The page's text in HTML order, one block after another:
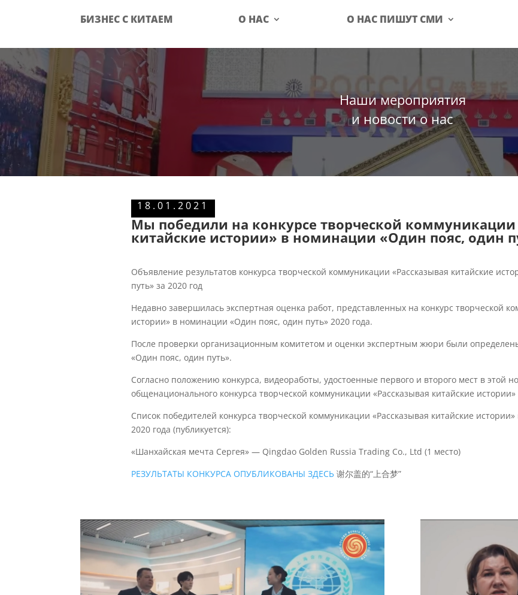
БИЗНЕС С КИТАЕМ О НАС О НАС ПИШУТ СМИ
Наши мероприятия
и новости о нас
18.01.2021
Мы победили на конкурсе творческой коммуникации
китайские истории» в номинации «Один пояс, один
Объявление результатов конкурса творческой коммуникации «Рассказывая китайские
путь» за 2020 год
Недавно завершилась экспертная оценка работ, представленных на конкурс творческой
истории» в номинации «Один пояс, один путь» 2020 года.
После проверки организационным комитетом и оценки экспертным жюри были
«Один пояс, один путь».
Согласно положению конкурса, видеоработы, удостоенные первого и второго мест в этой
общенационального конкурса творческой коммуникации «Рассказывая китайские истории»
Список победителей конкурса творческой коммуникации «Рассказывая китайские
2020 года (публикуется):
«Шанхайская мечта Сергея» — Qingdao Golden Russia Trading Co., Ltd (1 место)
РЕЗУЛЬТАТЫ КОНКУРСА ОПУБЛИКОВАНЫ ЗДЕСЬ 谢尔盖的“上合梦”